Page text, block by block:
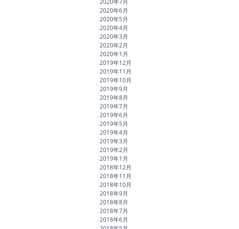
2020年6月
2020年5月
2020年4月
2020年3月
2020年2月
2020年1月
2019年12月
2019年11月
2019年10月
2019年9月
2019年8月
2019年7月
2019年6月
2019年5月
2019年4月
2019年3月
2019年2月
2019年1月
2018年12月
2018年11月
2018年10月
2018年9月
2018年8月
2018年7月
2018年6月